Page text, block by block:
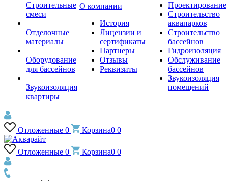
Строительные
смеси
Отделочные
материалы
Оборудование
для бассейнов
Звукоизоляция
квартиры
О компании
История
Лицензии и
сертификаты
Партнеры
Отзывы
Реквизиты
Проектирование
Строительство
аквапарков
Строительство
бассейнов
Гидроизоляция
Обслуживание
бассейнов
Звукоизоляция
помещений
Отложенные 0 Корзина0 0
Отложенные 0 Корзина0 0